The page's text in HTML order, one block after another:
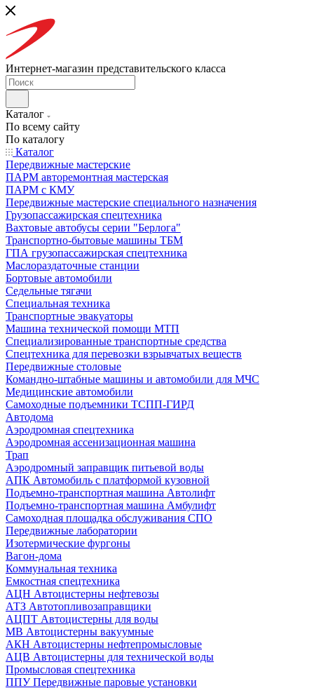
Интернет-магазин представительского класса
Каталог
По всему сайту
По каталогу
Каталог
Передвижные мастерские
ПАРМ авторемонтная мастерская
ПАРМ с КМУ
Передвижные мастерские специального назначения
Грузопассажирская спецтехника
Вахтовые автобусы серии "Берлога"
Транспортно-бытовые машины ТБМ
ГПА грузопассажирская спецтехника
Маслораздаточные станции
Бортовые автомобили
Седельные тягачи
Специальная техника
Транспортные эвакуаторы
Машина технической помощи МТП
Специализированные транспортные средства
Спецтехника для перевозки взрывчатых веществ
Передвижные столовые
Командно-штабные машины и автомобили для МЧС
Медицинские автомобили
Самоходные подъемники ТСПП-ГИРД
Автодома
Аэродромная спецтехника
Аэродромная ассенизационная машина
Трап
Аэродромный заправщик питьевой воды
АПК Автомобиль с платформой кузовной
Подъемно-транспортная машина Автолифт
Подъемно-транспортная машина Амбулифт
Самоходная площадка обслуживания СПО
Передвижные лаборатории
Изотермические фургоны
Вагон-дома
Коммунальная техника
Емкостная спецтехника
АЦН Автоцистерны нефтевозы
АТЗ Автотопливозаправщики
АЦПТ Автоцистерны для воды
МВ Автоцистерны вакуумные
АКН Автоцистерны нефтепромысловые
АЦВ Автоцистерны для технической воды
Промысловая спецтехника
ППУ Передвижные паровые установки